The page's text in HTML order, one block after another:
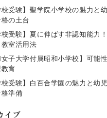
校受験】聖学院小学校の魅力と
の土台
校受験】夏に伸ばす非認知能力
室活用法
女子大学付属昭和小学校】可能
育
校受験】白百合学園の魅力と幼
準備
イブ